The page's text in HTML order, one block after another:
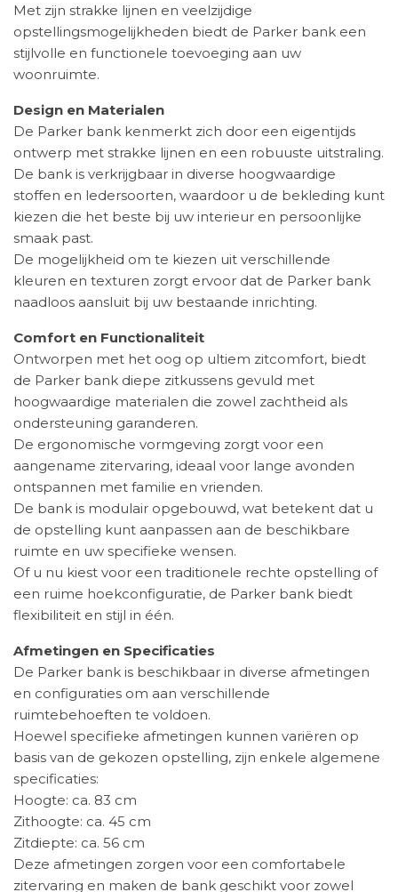
Met zijn strakke lijnen en veelzijdige
opstellingsmogelijkheden biedt de Parker bank een
stijlvolle en functionele toevoeging aan uw
woonruimte.
Design en Materialen
De Parker bank kenmerkt zich door een eigentijds
ontwerp met strakke lijnen en een robuuste uitstraling.
De bank is verkrijgbaar in diverse hoogwaardige
stoffen en ledersoorten, waardoor u de bekleding kunt
kiezen die het beste bij uw interieur en persoonlijke
smaak past.
De mogelijkheid om te kiezen uit verschillende
kleuren en texturen zorgt ervoor dat de Parker bank
naadloos aansluit bij uw bestaande inrichting.
Comfort en Functionaliteit
Ontworpen met het oog op ultiem zitcomfort, biedt
de Parker bank diepe zitkussens gevuld met
hoogwaardige materialen die zowel zachtheid als
ondersteuning garanderen.
De ergonomische vormgeving zorgt voor een
aangename zitervaring, ideaal voor lange avonden
ontspannen met familie en vrienden.
De bank is modulair opgebouwd, wat betekent dat u
de opstelling kunt aanpassen aan de beschikbare
ruimte en uw specifieke wensen.
Of u nu kiest voor een traditionele rechte opstelling of
een ruime hoekconfiguratie, de Parker bank biedt
flexibiliteit en stijl in één.
Afmetingen en Specificaties
De Parker bank is beschikbaar in diverse afmetingen
en configuraties om aan verschillende
ruimtebehoeften te voldoen.
Hoewel specifieke afmetingen kunnen variëren op
basis van de gekozen opstelling, zijn enkele algemene
specificaties:
Hoogte: ca. 83 cm
Zithoogte: ca. 45 cm
Zitdiepte: ca. 56 cm
Deze afmetingen zorgen voor een comfortabele
zitervaring en maken de bank geschikt voor zowel